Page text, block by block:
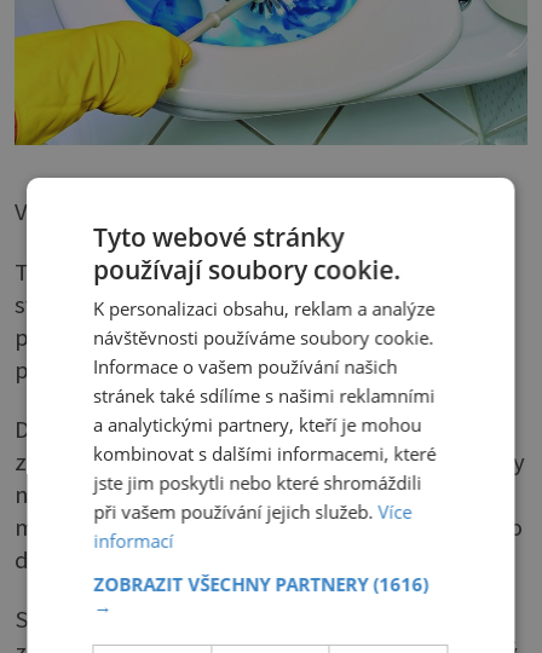
Voňavé, ale ne zdravé
Také máte pocit, že byt by měl vonět čistotou a
svěžestí? Nejspíš ano, vždyť i to je zažitá
představa, kterou v nás podporuje chemický
průmysl.
Deodoranty, spreje, vonné gely, vůně do
zásuvky i všelijaké potpourri a vonné stromečky
nás provázejí na každém kroku. Jenže zároveň
mohou uvolňovat celý koktejl dráždivých, nebo
dokonce škodlivých látek.
Samozřejmě ne všechny, jenže záruku, že
Tyto webové stránky
používají soubory cookie.
K personalizaci obsahu, reklam a analýze
návštěvnosti používáme soubory cookie.
Informace o vašem používání našich
stránek také sdílíme s našimi reklamními
a analytickými partnery, kteří je mohou
kombinovat s dalšími informacemi, které
jste jim poskytli nebo které shromáždili
při vašem používání jejich služeb.Více
informací
ZOBRAZIT VŠECHNY PARTNERY(1616)
→